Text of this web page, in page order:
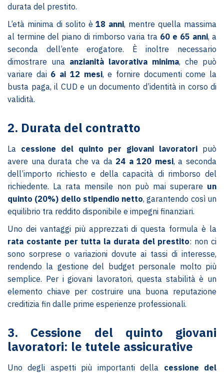
durata del prestito.
L’età minima di solito è18 anni, mentre quella massima
al termine del piano di rimborso varia tra 60 e 65 anni, a
seconda dell’ente erogatore. È inoltre necessario
dimostrare una anzianità lavorativa minima, che può
variare dai 6 ai 12 mesi, e fornire documenti come la
busta paga, il CUD e un documento d’identità in corso di
validità.
2. Durata del contratto
La cessione del quinto per giovani lavoratori può
avere una durata che va da 24 a 120 mesi, a seconda
dell’importo richiesto e della capacità di rimborso del
richiedente. La rata mensile non può mai superare un
quinto (20%) dello stipendio netto, garantendo così un
equilibrio tra reddito disponibile e impegni finanziari.
Uno dei vantaggi più apprezzati di questa formula è la
rata costante per tutta la durata del prestito: non ci
sono sorprese o variazioni dovute ai tassi di interesse,
rendendo la gestione del budget personale molto più
semplice. Per i giovani lavoratori, questa stabilità è un
elemento chiave per costruire una buona reputazione
creditizia fin dalle prime esperienze professionali.
3. Cessione del quinto giovani
lavoratori: le tutele assicurative
Uno degli aspetti più importanti della cessione del